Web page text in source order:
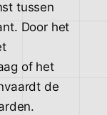
tussen
Door het
of het
de